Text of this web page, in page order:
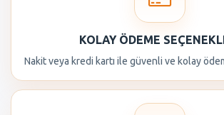
KOLAY ÖDEME
Nakit veya kredi kartı ile güvenli ve kolay